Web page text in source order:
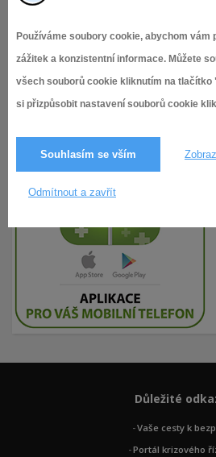
Používáme soubory cookie, abychom vám
zážitek a konzistentní informace. Můžete
všech souborů cookie kliknutím na
si přizpůsobit nastavení souborů cookie
Souhlasím se vším
Odmítnout a zavřít
Důležité
Vaše cesty k
Portál krizového